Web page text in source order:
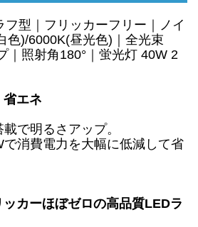
型｜フリッカーフリー｜ノイ
色)/6000K(昼光色)｜全光束
｜照射角180°｜蛍光灯 40W 2
エネ
で明るさアップ。
消費電力を大幅に低減して省
カーほぼゼロの高品質LEDラ